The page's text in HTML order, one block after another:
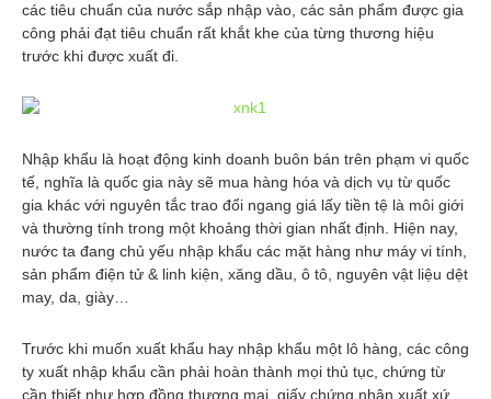
các tiêu chuẩn của nước sắp nhập vào, các sản phẩm được gia
công phải đạt tiêu chuẩn rất khắt khe của từng thương hiệu
trước khi được xuất đi.
Nhập khẩu là hoạt động kinh doanh buôn bán trên phạm vi quốc
tế, nghĩa là quốc gia này sẽ mua hàng hóa và dịch vụ từ quốc
gia khác với nguyên tắc trao đổi ngang giá lấy tiền tệ là môi giới
và thường tính trong một khoảng thời gian nhất định. Hiện nay,
nước ta đang chủ yếu nhập khẩu các mặt hàng như máy vi tính,
sản phẩm điện tử & linh kiện, xăng dầu, ô tô, nguyên vật liệu dệt
may, da, giày…
Trước khi muốn xuất khẩu hay nhập khẩu một lô hàng, các công
ty xuất nhập khẩu cần phải hoàn thành mọi thủ tục, chứng từ
cần thiết như hợp đồng thương mại, giấy chứng nhận xuất xứ,